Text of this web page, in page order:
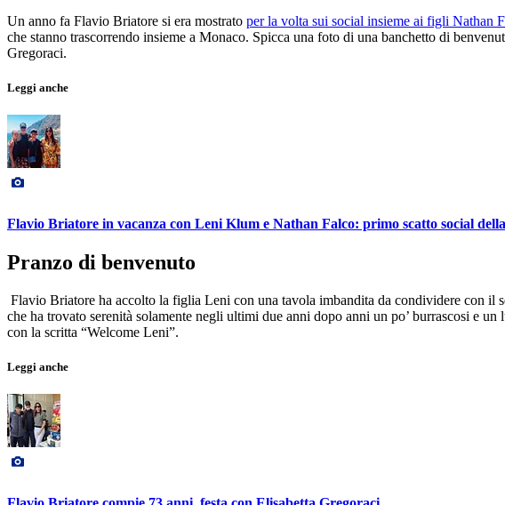
Un anno fa Flavio Briatore si era mostrato per la volta sui social insieme ai figli Nathan
che stanno trascorrendo insieme a Monaco. Spicca una foto di una banchetto di
Gregoraci.
Leggi anche
Flavio Briatore in vacanza con Leni Klum e Nathan Falco: primo scatto social
Pranzo di benvenuto
Flavio Briatore ha accolto la figlia Leni con una tavola imbandita da condividere con
che ha trovato serenità solamente negli ultimi due anni dopo anni un po’ burrascosi e
con la scritta “Welcome Leni”.
Leggi anche